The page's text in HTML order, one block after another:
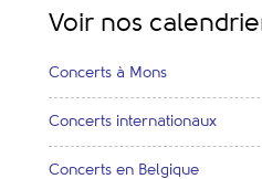
Voir nos
Concerts à Mons
Concerts internationaux
Concerts en Belgique